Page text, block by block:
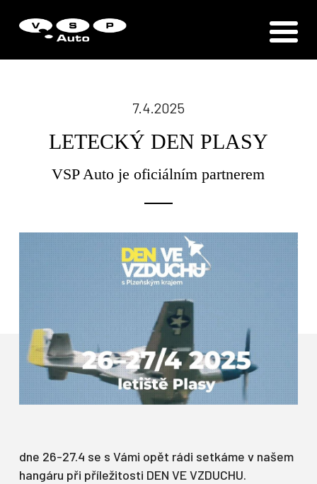
7.4.2025
LETECKÝ DEN PLASY
VSP Auto je oficiálním partnerem
dne 26-27.4 se s Vámi opět rádi setkáme v našem
hangáru při příležitosti DEN VE VZDUCHU.
Zákaznická podpora
Vítejte u VSP Auto s.r.o.